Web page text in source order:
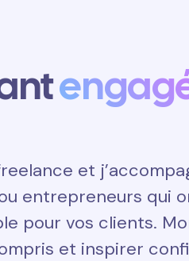
et
entrepreneurs qui
pour vos clients.
et inspirer